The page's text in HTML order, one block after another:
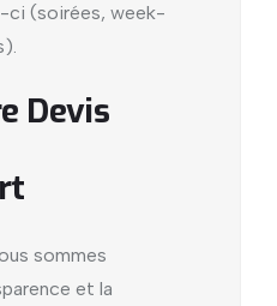
ci (soirées, week-
Devis
sommes
et la